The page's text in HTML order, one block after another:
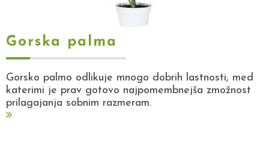
Gorska palma
Gorsko palmo odlikuje mnogo dobrih lastnosti, med
katerimi je prav gotovo najpomembnejša zmožnost
prilagajanja sobnim razmeram.